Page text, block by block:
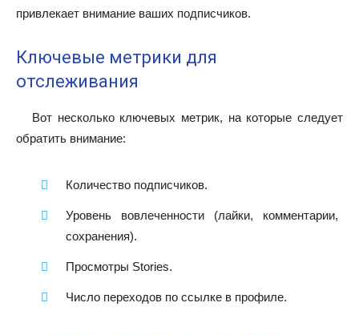
привлекает внимание ваших подписчиков.
Ключевые метрики для
отслеживания
Вот несколько ключевых метрик, на которые следует
обратить внимание:
Количество подписчиков.
Уровень вовлеченности (лайки, комментарии,
сохранения).
Просмотры Stories.
Число переходов по ссылке в профиле.